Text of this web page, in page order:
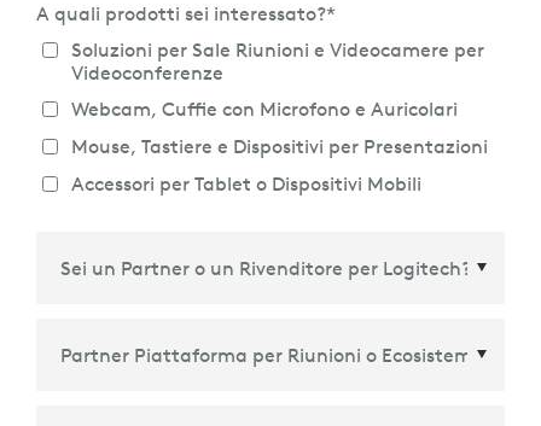
A quali prodotti sei interessato?*
Soluzioni per Sale Riunioni e Videocamere per
Videoconferenze
Webcam, Cuffie con Microfono e Auricolari
Mouse, Tastiere e Dispositivi per Presentazioni
Accessori per Tablet o Dispositivi Mobili